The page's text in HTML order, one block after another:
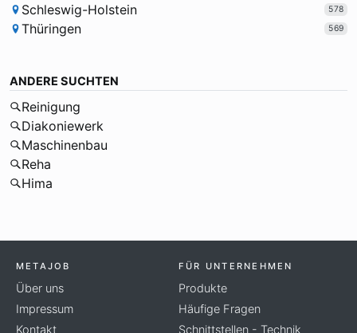
Schleswig-Holstein 578
Thüringen 569
ANDERE SUCHTEN
Reinigung
Diakoniewerk
Maschinenbau
Reha
Hima
METAJOB
Über uns
Impressum
Kontakt
FÜR UNTERNEHMEN
Produkte
Häufige Fragen
Schnittstellen - Technik